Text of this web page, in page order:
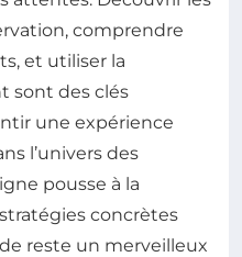
comprendre
et utiliser la
sont des clés
une expérience
l’univers des
pousse à la
concrètes
reste un merveilleux